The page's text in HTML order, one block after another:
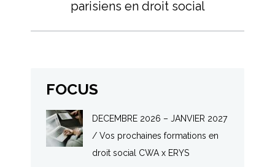
suivant
parisiens en droit social
FOCUS
DECEMBRE 2026 – JANVIER 2027
/ Vos prochaines formations en
droit social CWA x ERYS